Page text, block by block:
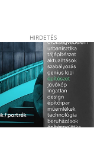
HIRDETÉS